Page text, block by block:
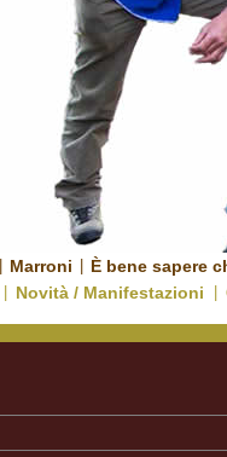
Marroni È bene sapere
Novità / Manifestazioni